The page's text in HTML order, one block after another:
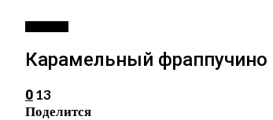
Карамельный фраппучино
0 13
Поделится